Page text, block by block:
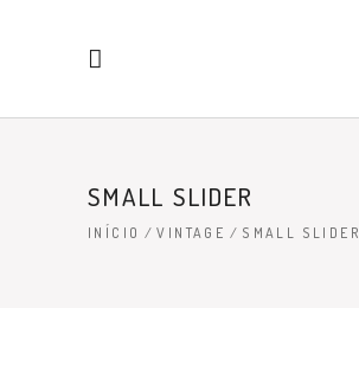
SMALL SLIDER
INÍCIO /VINTAGE / SMALL SLIDER